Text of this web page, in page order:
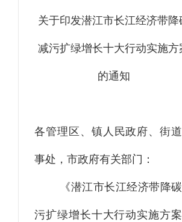
关于印发潜江市长江经济带降
减污扩绿增长十大行动实施方
的通知
各管理 区 、 镇 人民政府、街道
事处， 市政府有关部门 ：
《潜江市长江经济带降
污扩绿增长十大行动实施方案